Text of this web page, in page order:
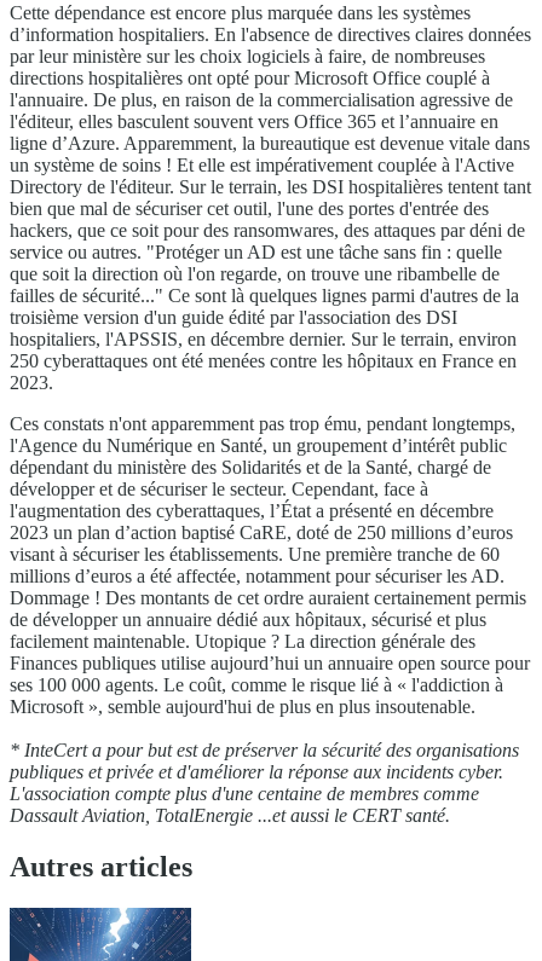
Cette dépendance est encore plus marquée dans les systèmes
d’information hospitaliers. En l'absence de directives claires données
par leur ministère sur les choix logiciels à faire, de nombreuses
directions hospitalières ont opté pour Microsoft Office couplé à
l'annuaire. De plus, en raison de la commercialisation agressive de
l'éditeur, elles basculent souvent vers Office 365 et l’annuaire en
ligne d’Azure. Apparemment, la bureautique est devenue vitale dans
un système de soins ! Et elle est impérativement couplée à l'Active
Directory de l'éditeur. Sur le terrain, les DSI hospitalières tentent tant
bien que mal de sécuriser cet outil, l'une des portes d'entrée des
hackers, que ce soit pour des ransomwares, des attaques par déni de
service ou autres. "Protéger un AD est une tâche sans fin : quelle
que soit la direction où l'on regarde, on trouve une ribambelle de
failles de sécurité..." Ce sont là quelques lignes parmi d'autres de la
troisième version d'un guide édité par l'association des DSI
hospitaliers, l'APSSIS, en décembre dernier. Sur le terrain, environ
250 cyberattaques ont été menées contre les hôpitaux en France en
2023.
Ces constats n'ont apparemment pas trop ému, pendant longtemps,
l'Agence du Numérique en Santé, un groupement d’intérêt public
dépendant du ministère des Solidarités et de la Santé, chargé de
développer et de sécuriser le secteur. Cependant, face à
l'augmentation des cyberattaques, l’État a présenté en décembre
2023 un plan d’action baptisé CaRE, doté de 250 millions d’euros
visant à sécuriser les établissements. Une première tranche de 60
millions d’euros a été affectée, notamment pour sécuriser les AD.
Dommage ! Des montants de cet ordre auraient certainement permis
de développer un annuaire dédié aux hôpitaux, sécurisé et plus
facilement maintenable. Utopique ? La direction générale des
Finances publiques utilise aujourd’hui un annuaire open source pour
ses 100 000 agents. Le coût, comme le risque lié à « l'addiction à
Microsoft », semble aujourd'hui de plus en plus insoutenable.
* InteCert a pour but est de préserver la sécurité des organisations
publiques et privée et d'améliorer la réponse aux incidents cyber.
L'association compte plus d'une centaine de membres comme
Dassault Aviation, TotalEnergie ...et aussi le CERT santé.
Autres articles